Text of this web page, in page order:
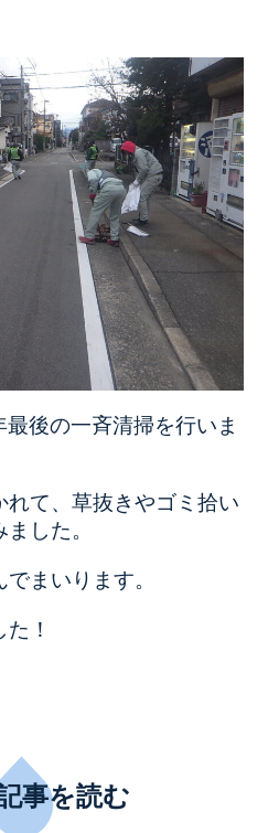
後の一斉清掃を行いま
て、草抜きやゴミ拾い
した。
まいります。
！
事を読む